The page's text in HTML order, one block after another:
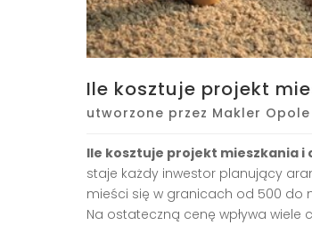
Ile kosztuje projekt
utworzone przez Makler Opole
Ile kosztuje projekt mieszkania i
staje każdy inwestor planujący
mieści się w granicach od 500 do
Na ostateczną cenę wpływa